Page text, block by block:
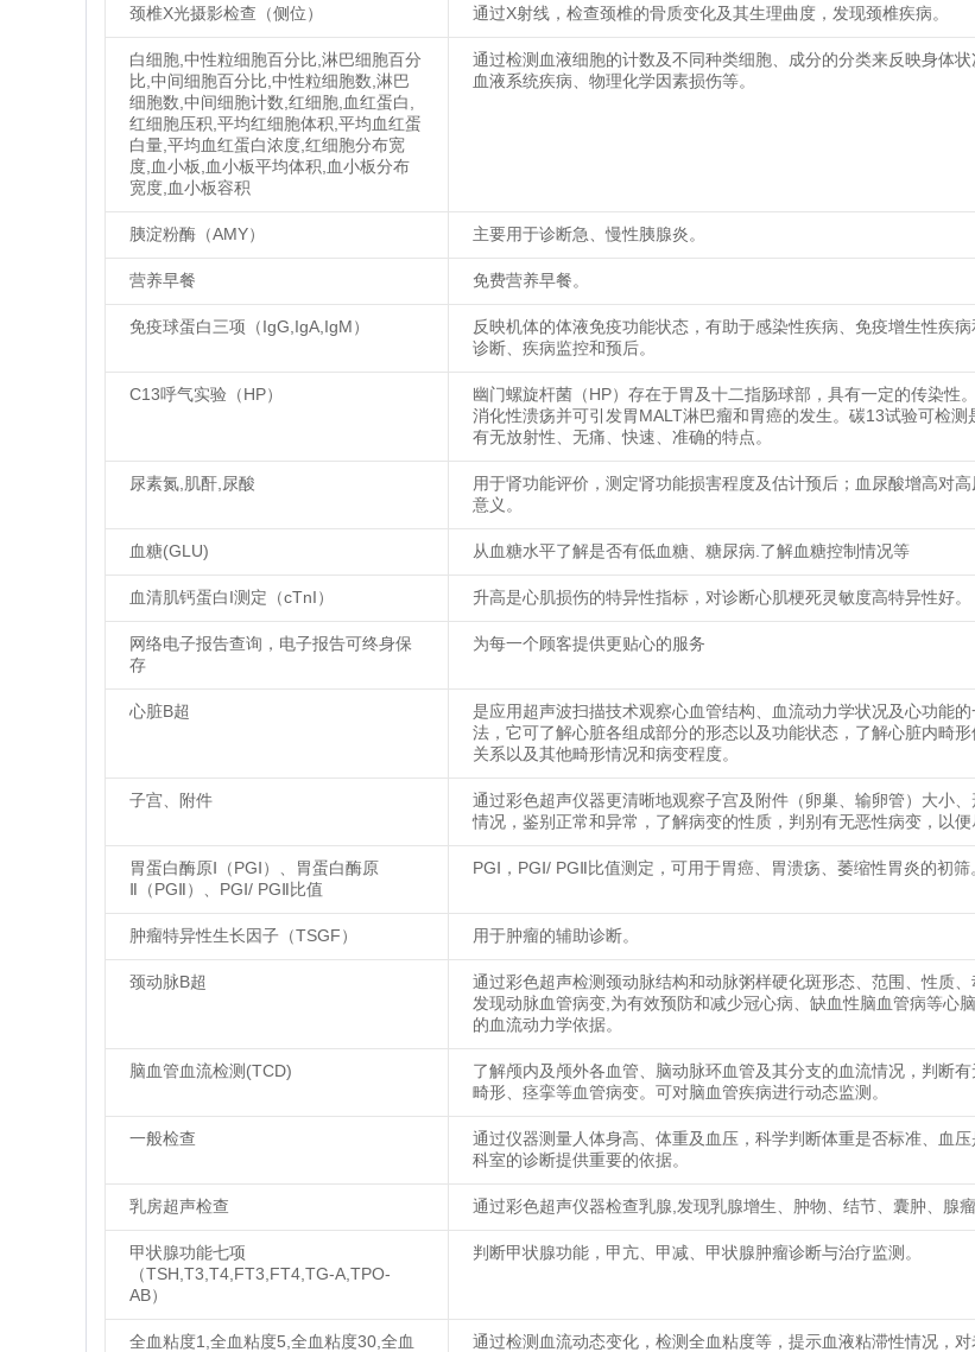
颈椎X光摄影检查（侧位） 通过X射线，检查颈椎的骨质变化及其生理曲度，发现颈椎疾病。
白细胞,中性粒细胞百分比,淋巴细胞百分
比,中间细胞百分比,中性粒细胞数,淋巴
细胞数,中间细胞计数,红细胞,血红蛋白,
红细胞压积,平均红细胞体积,平均血红蛋
白量,平均血红蛋白浓度,红细胞分布宽
度,血小板,血小板平均体积,血小板分布
宽度,血小板容积
通过检测血液细胞的计数及不同种类细胞、成分的分类来反映身体状
血液系统疾病、物理化学因素损伤等。
胰淀粉酶（AMY） 主要用于诊断急、慢性胰腺炎。
营养早餐 免费营养早餐。
免疫球蛋白三项（IgG,IgA,IgM）
反映机体的体液免疫功能状态，有助于感染性疾病、免疫增生性疾
诊断、疾病监控和预后。
C13呼气实验（HP）
幽门螺旋杆菌（HP）存在于胃及十二指肠球部，具有一定的传染性
消化性溃疡并可引发胃MALT淋巴瘤和胃癌的发生。碳13试验可检测
有无放射性、无痛、快速、准确的特点。
尿素氮,肌酐,尿酸
用于肾功能评价，测定肾功能损害程度及估计预后；血尿酸增高对
意义。
血糖(GLU) 从血糖水平了解是否有低血糖、糖尿病.了解血糖控制情况等
血清肌钙蛋白I测定（cTnI） 升高是心肌损伤的特异性指标，对诊断心肌梗死灵敏度高特异性好。
网络电子报告查询，电子报告可终身保
存
为每一个顾客提供更贴心的服务
心脏B超
是应用超声波扫描技术观察心血管结构、血流动力学状况及心功能
法，它可了解心脏各组成部分的形态以及功能状态，了解心脏内畸
关系以及其他畸形情况和病变程度。
子宫、附件
通过彩色超声仪器更清晰地观察子宫及附件（卵巢、输卵管）大小
情况，鉴别正常和异常，了解病变的性质，判别有无恶性病变，以便
胃蛋白酶原Ⅰ（PGⅠ）、胃蛋白酶原
Ⅱ（PGⅡ）、PGⅠ/ PGⅡ比值
PGⅠ，PGⅠ/ PGⅡ比值测定，可用于胃癌、胃溃疡、萎缩性胃炎的初筛
肿瘤特异性生长因子（TSGF） 用于肿瘤的辅助诊断。
颈动脉B超
通过彩色超声检测颈动脉结构和动脉粥样硬化斑形态、范围、性质
发现动脉血管病变,为有效预防和减少冠心病、缺血性脑血管病等心
的血流动力学依据。
脑血管血流检测(TCD)
了解颅内及颅外各血管、脑动脉环血管及其分支的血流情况，判断有
畸形、痉挛等血管病变。可对脑血管疾病进行动态监测。
一般检查
通过仪器测量人体身高、体重及血压，科学判断体重是否标准、血
科室的诊断提供重要的依据。
乳房超声检查 通过彩色超声仪器检查乳腺,发现乳腺增生、肿物、结节、囊肿、腺瘤
甲状腺功能七项
（TSH,T3,T4,FT3,FT4,TG-A,TPO-
AB）
判断甲状腺功能，甲亢、甲减、甲状腺肿瘤诊断与治疗监测。
全血粘度1,全血粘度5,全血粘度30,全血
通过检测血流动态变化，检测全血粘度等，提示血液粘滞性情况，